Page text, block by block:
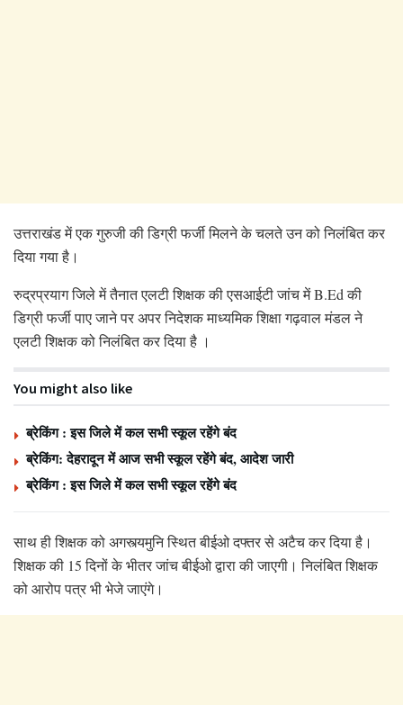
उत्तराखंड में एक गुरुजी की डिग्री फर्जी मिलने के चलते उन को निलंबित कर
दिया गया है।
रुद्रप्रयाग जिले में तैनात एलटी शिक्षक की एसआईटी जांच में B.Ed की
डिग्री फर्जी पाए जाने पर अपर निदेशक माध्यमिक शिक्षा गढ़वाल मंडल ने
एलटी शिक्षक को निलंबित कर दिया है ।
You might also like
ब्रेकिंग : इस जिले में कल सभी स्कूल रहेंगे बंद
ब्रेकिंग: देहरादून में आज सभी स्कूल रहेंगे बंद, आदेश जारी
ब्रेकिंग : इस जिले में कल सभी स्कूल रहेंगे बंद
साथ ही शिक्षक को अगस्त्यमुनि स्थित बीईओ दफ्तर से अटैच कर दिया है।
शिक्षक की 15 दिनों के भीतर जांच बीईओ द्वारा की जाएगी। निलंबित शिक्षक
को आरोप पत्र भी भेजे जाएंगे।